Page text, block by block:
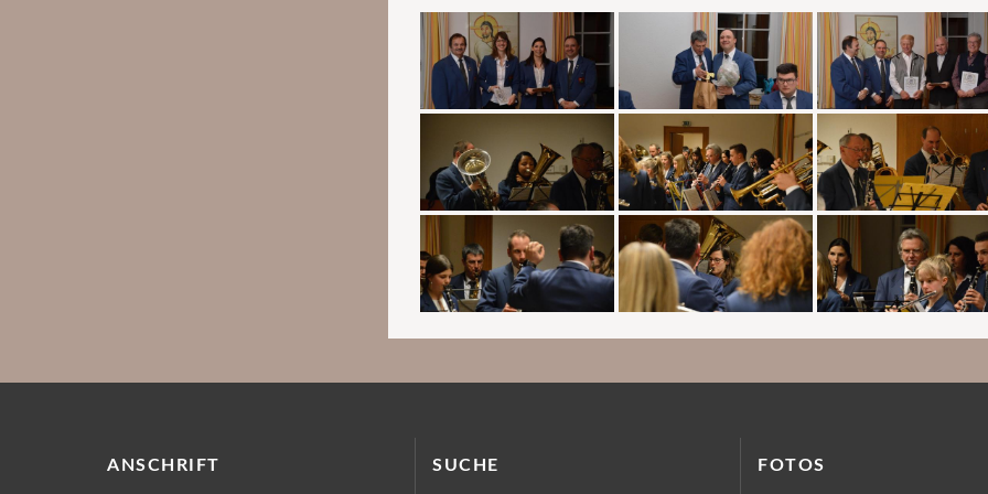
ANSCHRIFT SUCHE FOTOS